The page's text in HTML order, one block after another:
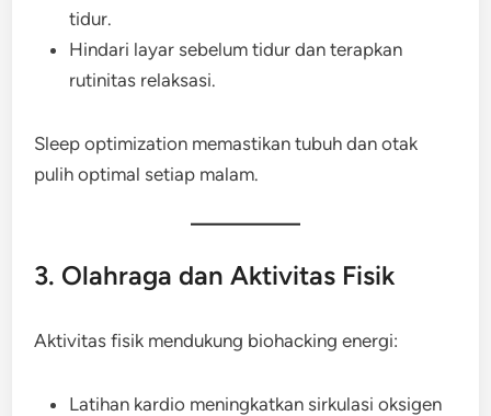
tidur.
Hindari layar sebelum tidur dan terapkan
rutinitas relaksasi.
Sleep optimization memastikan tubuh dan otak
pulih optimal setiap malam.
3. Olahraga dan Aktivitas Fisik
Aktivitas fisik mendukung biohacking energi:
Latihan kardio meningkatkan sirkulasi oksigen